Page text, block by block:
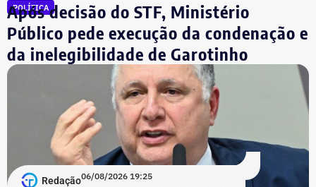
sobre marca, modelo ou valor de mercado dos relógios.
POLÍTICA
Após decisão do STF, Ministério
Público pede execução da condenação e
da inelegibilidade de Garotinho
Redação06/08/2026 19:25